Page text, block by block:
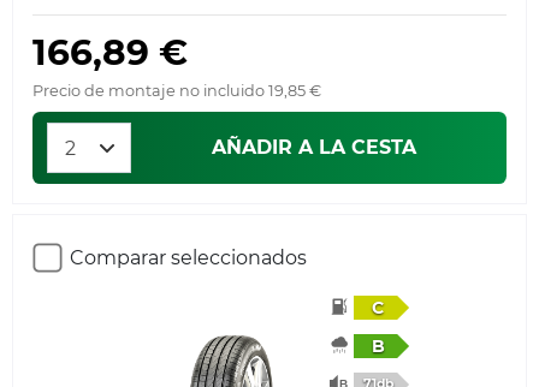
166,89 €
Precio de montaje no incluido 19,85 €
AÑADIR A LA CESTA
Comparar seleccionados
C
B